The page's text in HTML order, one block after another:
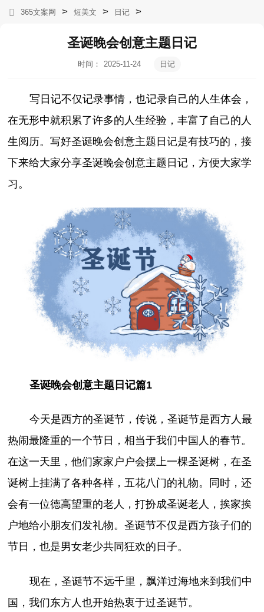
365文案网 > 短美文 > 日记 >
圣诞晚会创意主题日记
时间：
2025-11-24
日记
写日记不仅记录事情，也记录自己的人生体会，
在无形中就积累了许多的人生经验，丰富了自己的人
生阅历。写好圣诞晚会创意主题日记是有技巧的，接
下来给大家分享圣诞晚会创意主题日记，方便大家学
习。
圣诞晚会创意主题日记篇1
今天是西方的圣诞节，传说，圣诞节是西方人最
热闹最隆重的一个节日，相当于我们中国人的春节。
在这一天里，他们家家户户会摆上一棵圣诞树，在圣
诞树上挂满了各种各样，五花八门的礼物。同时，还
会有一位德高望重的老人，打扮成圣诞老人，挨家挨
户地给小朋友们发礼物。圣诞节不仅是西方孩子们的
节日，也是男女老少共同狂欢的日子。
现在，圣诞节不远千里，飘洋过海地来到我们中
国，我们东方人也开始热衷于过圣诞节。